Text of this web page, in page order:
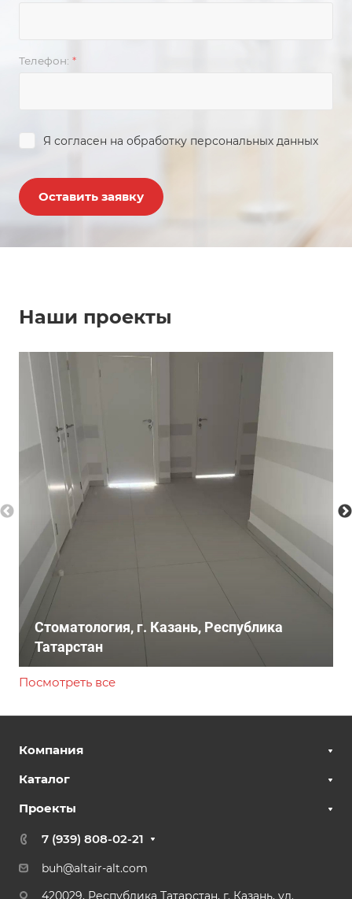
Телефон: *
Я согласен на обработку персональных данных
Оставить заявку
Наши проекты
Стоматология, г. Казань, Республика
Татарстан
Посмотреть все
Компания
Каталог
Проекты
7 (939) 808-02-21
buh@altair-alt.com
420029, Республика Татарстан, г. Казань, ул.